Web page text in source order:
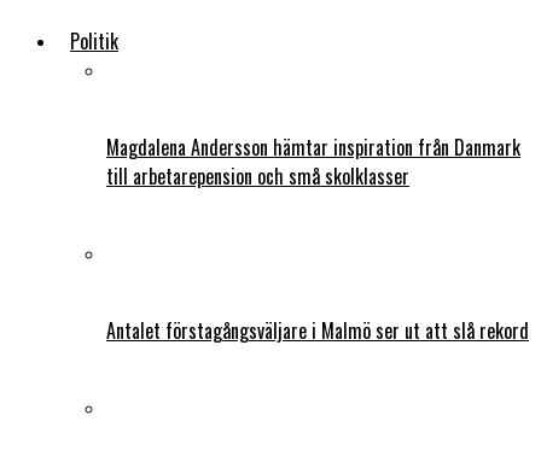
Politik
Magdalena Andersson hämtar inspiration från Danmark
till arbetarepension och små skolklasser
Antalet förstagångsväljare i Malmö ser ut att slå rekord